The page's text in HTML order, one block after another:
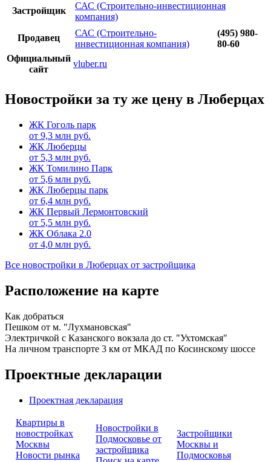
Застройщик
САС (Строительно-инвестиционная
компания)
Продавец
САС (Строительно-
инвестиционная компания)
(495) 980-
80-60
Официальный
сайт
vluber.ru
Новостройки за ту же цену в Люберцах
ЖК Гоголь парк
от 9,3 млн руб.
ЖК Люберцы
от 5,3 млн руб.
ЖК Томилино Парк
от 5,6 млн руб.
ЖК Люберцы парк
от 6,4 млн руб.
ЖК Первый Лермонтовский
от 5,5 млн руб.
ЖК Облака 2.0
от 4,0 млн руб.
Все новостройки в Люберцах от застройщика
Расположение на карте
Как добраться
Пешком от м. "Лухмановская"
Электричкой с Казанского вокзала до ст. "Ухтомская"
На личном транспорте 3 км от МКАД по Косинскому шоссе
Проектные декларации
Проектная декларация
Квартиры в
новостройках
Москвы
Новости рынка
Новостройки в
Подмосковье от
застройщика
Застройщики
Москвы и
Подмосковья